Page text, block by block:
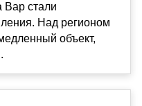
Вар стали
Над регионом
объект,